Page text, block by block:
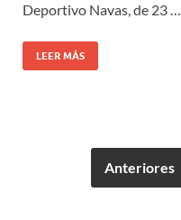
Deportivo Navas, de 23 …
LEER MÁS
Anteriores